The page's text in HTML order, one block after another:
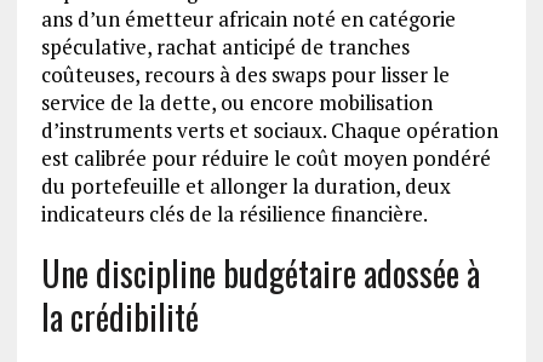
ans d’un émetteur africain noté en catégorie
spéculative, rachat anticipé de tranches
coûteuses, recours à des swaps pour lisser le
service de la dette, ou encore mobilisation
d’instruments verts et sociaux. Chaque opération
est calibrée pour réduire le coût moyen pondéré
du portefeuille et allonger la duration, deux
indicateurs clés de la résilience financière.
Une discipline budgétaire adossée à
la crédibilité